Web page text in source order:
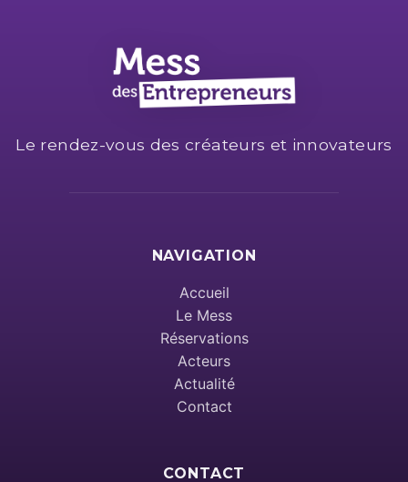
Le rendez-vous des créateurs et innovateurs
NAVIGATION
Accueil
Le Mess
Réservations
Acteurs
Actualité
Contact
CONTACT